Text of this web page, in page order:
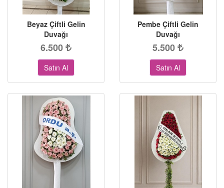
Beyaz Çiftli Gelin
Duvağı
6.500
Satın Al
Pembe Çiftli Gelin
Duvağı
5.500
Satın Al